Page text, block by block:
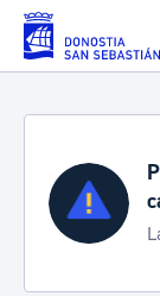
Saltar al